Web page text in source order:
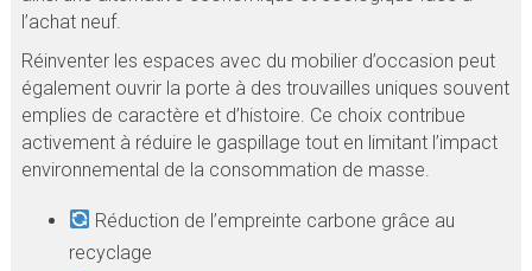
l’achat neuf.
Réinventer les espaces avec du mobilier d’occasion peut
également ouvrir la porte à des trouvailles uniques souvent
emplies de caractère et d’histoire. Ce choix contribue
activement à réduire le gaspillage tout en limitant l’impact
environnemental de la consommation de masse.
Réduction de l’empreinte carbone grâce au
recyclage